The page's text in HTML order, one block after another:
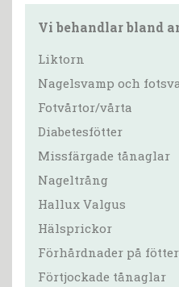
Vi behandlar bland
Liktorn
Nagelsvamp och
Fotvårtor/vårta
Diabetesfötter
Missfärgade tånaglar
Nageltrång
Hallux Valgus
Hälsprickor
Förhårdnader på
Förtjockade tånaglar